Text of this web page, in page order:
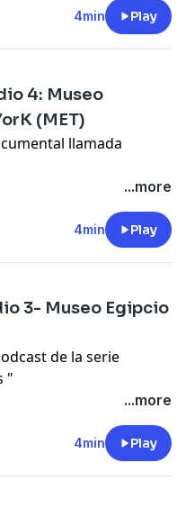
4min Play
4: Museo
(MET)
llamada
...more
4min Play
3- Museo Egipcio
de la serie
"
...more
4min Play